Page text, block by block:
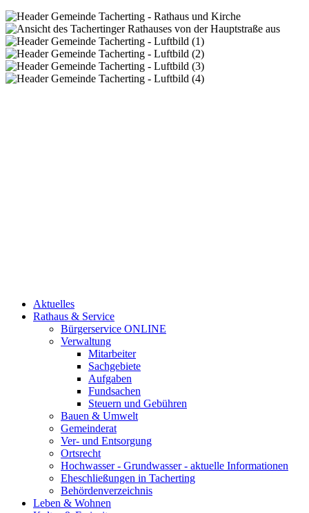
Aktuelles
Rathaus & Service
Bürgerservice ONLINE
Verwaltung
Mitarbeiter
Sachgebiete
Aufgaben
Fundsachen
Steuern und Gebühren
Bauen & Umwelt
Gemeinderat
Ver- und Entsorgung
Ortsrecht
Hochwasser - Grundwasser - aktuelle Informationen
Eheschließungen in Tacherting
Behördenverzeichnis
Leben & Wohnen